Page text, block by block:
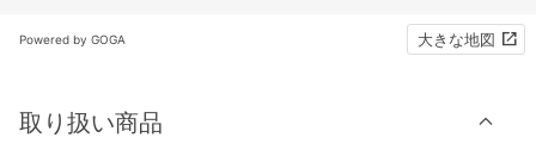
Powered by GOGA 大きな地図
取り扱い商品